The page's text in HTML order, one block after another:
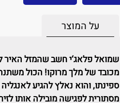
על המוצר
שמואל פלאג‘י חשב שהמזל האיר
מכובד של מלך מרוקו! הכול
ספינתו, והוא נאלץ להגיע
מסתורית לפגישה מובילה אותו